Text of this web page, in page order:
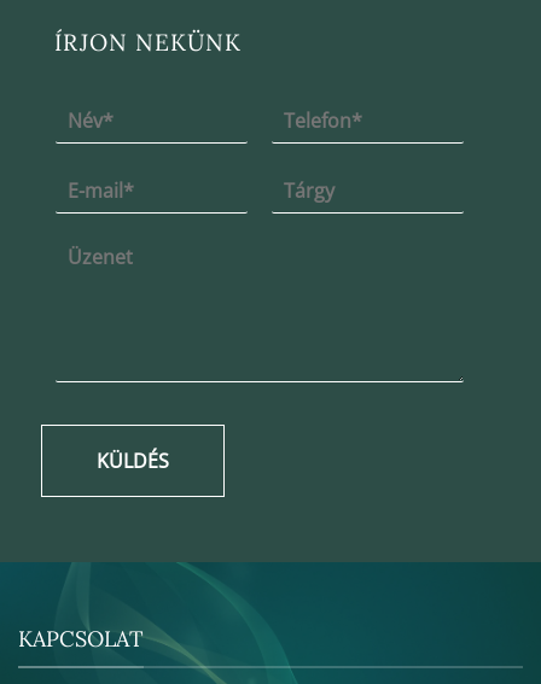
ÍRJON NEKÜNK
KÜLDÉS
KAPCSOLAT